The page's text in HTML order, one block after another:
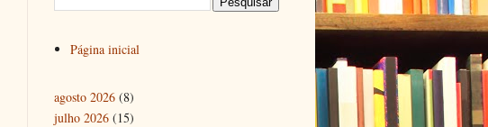
Página inicial
agosto 2026 (8)
julho 2026 (15)